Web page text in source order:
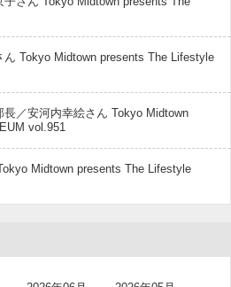
Tokyo Midtown presents The Lifestyle
／安河内幸絵さん Tokyo Midtown
vol.951
Midtown presents The Lifestyle